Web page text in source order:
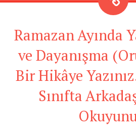
Ramazan Ayında
ve Dayanışma
Bir Hikâye
Sınıfta